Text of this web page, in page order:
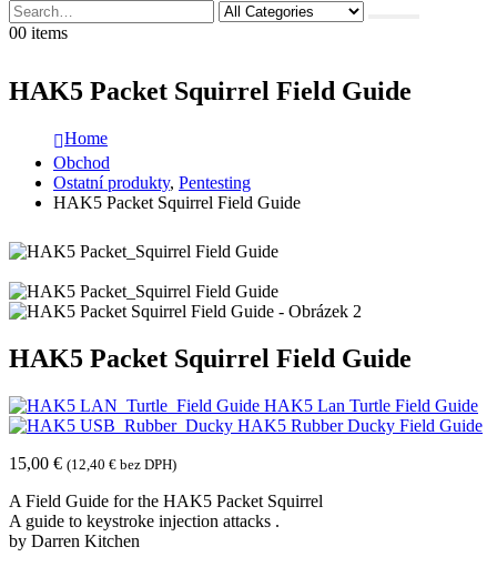
00 items
HAK5 Packet Squirrel Field Guide
Home
Obchod
Ostatní produkty, Pentesting
HAK5 Packet Squirrel Field Guide
HAK5 Packet Squirrel Field Guide
HAK5 Lan Turtle Field Guide
HAK5 Rubber Ducky Field Guide
15,00 € (12,40 € bez DPH)
A Field Guide for the HAK5 Packet Squirrel
A guide to keystroke injection attacks .
by Darren Kitchen